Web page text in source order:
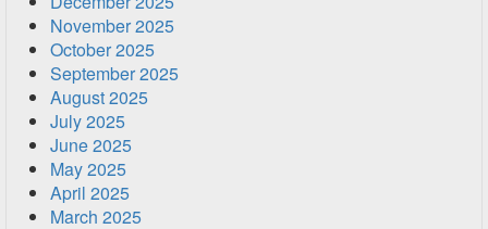
November 2025
October 2025
September 2025
August 2025
July 2025
June 2025
May 2025
April 2025
March 2025